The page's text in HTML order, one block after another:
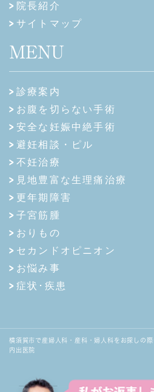
院長紹介
サイトマップ
MENU
診療案内
お腹を切らない手術
安全な妊娠中絶手術
避妊相談・ピル
不妊治療
見地豊富な生理痛治療
更年期障害
子宮筋腫
おりもの
セカンドオピニオン
お悩み事
症状･疾患
横須賀市で産婦人科・産科・婦人科をお探しの
内出医院